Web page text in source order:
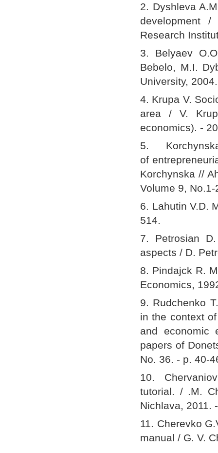
2. Dyshleva
development
Research
3. Belyaev
Bebelo, M.I.
University,
4. Krupa V.
area / V.
economics). -
5.
of
Korchynska //
Volume 9,
6. Lahutin V.D.
514.
7. Petrosian
aspects / D.
8. Pindajck R.
Economics,
9. Rudchenko
in the context
and economic
papers of
No. 36. - p. 40-
10.
tutorial. / .M.
Nichlava, 2011.
11. Cherevko
manual / G. V.